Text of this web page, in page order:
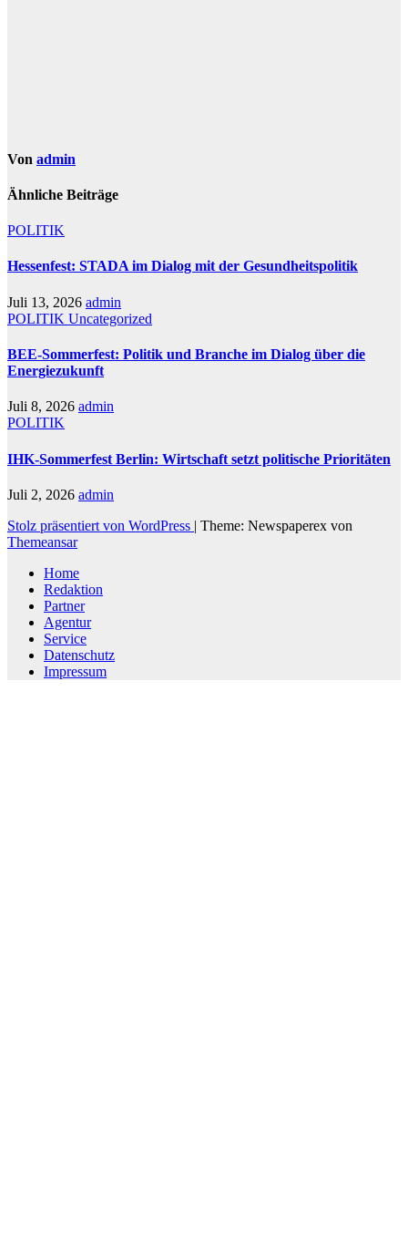
Von admin
Ähnliche Beiträge
POLITIK
Hessenfest: STADA im Dialog mit der Gesundheitspolitik
Juli 13, 2026 admin
POLITIK Uncategorized
BEE-Sommerfest: Politik und Branche im Dialog über die
Energiezukunft
Juli 8, 2026 admin
POLITIK
IHK-Sommerfest Berlin: Wirtschaft setzt politische Prioritäten
Juli 2, 2026 admin
Stolz präsentiert von WordPress | Theme: Newspaperex von
Themeansar
Home
Redaktion
Partner
Agentur
Service
Datenschutz
Impressum